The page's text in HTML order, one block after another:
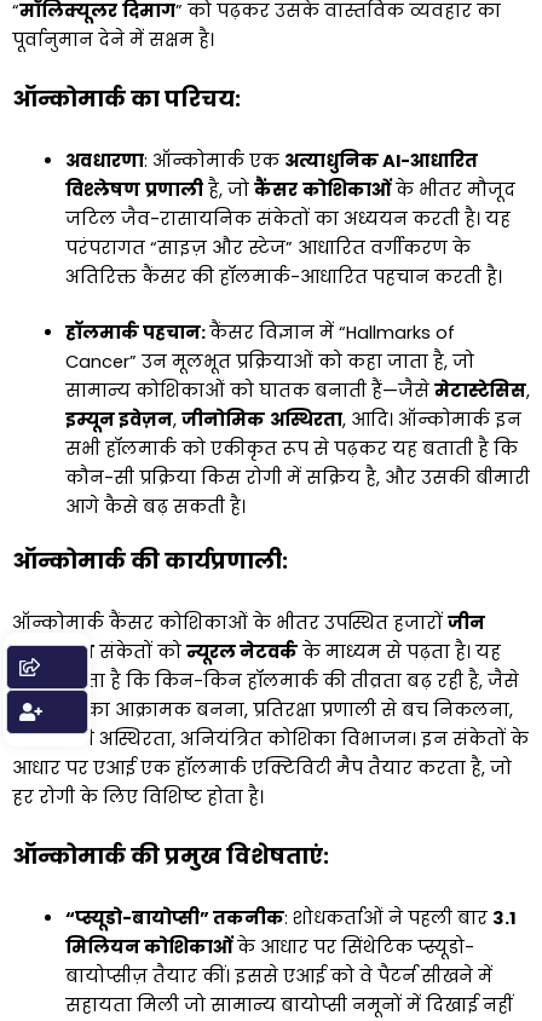
“मॉलिक्यूलर दिमाग” को पढ़कर उसके वास्तविक व्यवहार का
पूर्वानुमान देने में सक्षम है।
ऑन्कोमार्क का परिचय:
अवधारणा: ऑन्कोमार्क एक अत्याधुनिक AI-आधारित
विश्लेषण प्रणालीहै, जो कैंसर कोशिकाओंके भीतर मौजूद
जटिल जैव-रासायनिक संकेतों का अध्ययन करती है। यह
परंपरागत “साइज़ और स्टेज” आधारित वर्गीकरण के
अतिरिक्त कैंसर की हॉलमार्क-आधारित पहचान करती है।
हॉलमार्क पहचान:कैंसर विज्ञान में “Hallmarks of
Cancer” उन मूलभूत प्रक्रियाओं को कहा जाता है, जो
सामान्य कोशिकाओं को घातक बनाती हैं—जैसे मेटास्टेसिस,
इम्यून इवेज़न, जीनोमिक अस्थिरता, आदि। ऑन्कोमार्क इन
सभी हॉलमार्क को एकीकृत रूप से पढ़कर यह बताती है कि
कौन-सी प्रक्रिया किस रोगी में सक्रिय है, और उसकी बीमारी
आगे कैसे बढ़ सकती है।
ऑन्कोमार्क की कार्यप्रणाली:
ऑन्कोमार्क कैंसर कोशिकाओं के भीतर उपस्थित हजारों जीन
एक्सप्रेशन संकेतों को न्यूरल नेटवर्क के माध्यम से पढ़ता है। यह
पता लगाता है कि किन-किन हॉलमार्क की तीव्रता बढ़ रही है, जैसे
— ट्यूमर का आक्रामक बनना, प्रतिरक्षा प्रणाली से बच निकलना,
डीएनए की अस्थिरता, अनियंत्रित कोशिका विभाजन। इन संकेतों के
आधार पर एआई एक हॉलमार्क एक्टिविटी मैप तैयार करता है, जो
हर रोगी के लिए विशिष्ट होता है।
ऑन्कोमार्क की प्रमुख विशेषताएं:
“प्स्यूडो-बायोप्सी” तकनीक: शोधकर्ताओं ने पहली बार 3.1
मिलियन कोशिकाओंके आधार पर सिंथेटिक प्स्यूडो-
बायोप्सीज़ तैयार कीं। इससे एआई को वे पैटर्न सीखने में
सहायता मिली जो सामान्य बायोप्सी नमूनों में दिखाई नहीं